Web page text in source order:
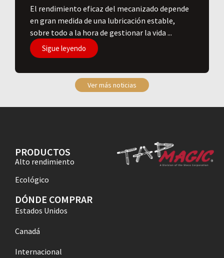
El rendimiento eficaz del mecanizado depende
en gran medida de una lubricación estable,
sobre todo a la hora de gestionar la vida ...
Sigue leyendo
Ver más noticias
PRODUCTOS
Alto rendimiento
Ecológico
DÓNDE COMPRAR
Estados Unidos
Canadá
Internacional